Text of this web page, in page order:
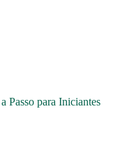
Passo para Iniciantes